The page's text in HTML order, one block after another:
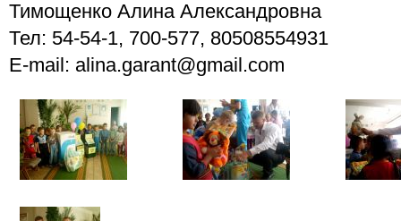
Тимощенко Алина Александровна
Тел: 54-54-1, 700-577, 80508554931
E-mail: alina.garant@gmail.com